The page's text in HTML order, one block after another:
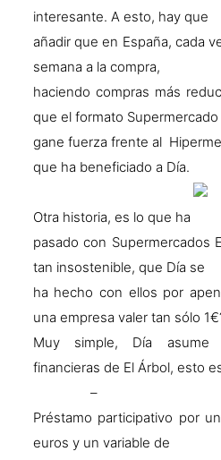
interesante. A esto, hay que
añadir que en España, cada
semana a la compra,
haciendo compras más
que el formato Supermercado
gane fuerza frente al
que ha beneficiado a Día.
Otra historia, es lo que ha
pasado con Supermercados
tan insostenible, que Día se
ha hecho con ellos por
una empresa valer tan sólo
Muy simple, Día asume
financieras de El Árbol, esto
–
Préstamo participativo por
euros y un variable de